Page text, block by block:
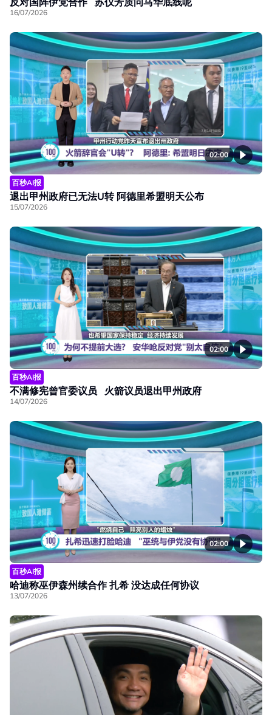
16/07/2026
02:00
百秒AI报
退出甲州政府已无法U转 阿德里希盟明天公布
15/07/2026
02:00
百秒AI报
不满修宪曾官委议员 火箭议员退出甲州政府
14/07/2026
02:00
百秒AI报
哈迪称巫伊森州续合作 扎希 没达成任何协议
13/07/2026